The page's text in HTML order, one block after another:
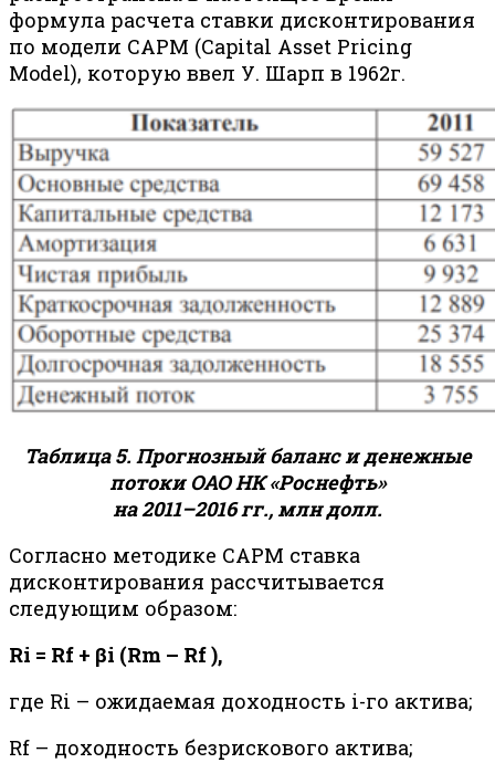
формула расчета ставки дисконтирования
по модели CAPM (Capital Asset Pricing
Model), которую ввел У. Шарп в 1962г.
Таблица 5. Прогнозный баланс и денежные
потоки ОАО НК «Роснефть»
на 2011–2016 гг., млн долл.
Согласно методике CAPM ставка
дисконтирования рассчитывается
следующим образом:
Ri = Rf + βi (Rm – Rf ),
где Ri – ожидаемая доходность i-го актива;
Rf – доходность безрискового актива;